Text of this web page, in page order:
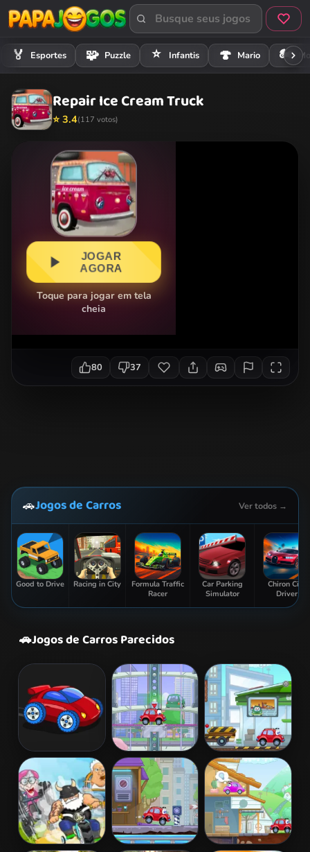
🏅 Esportes 🧩 Puzzle ⭐ Infantis 🍄 Mario 🏍️
Repair Ice Cream Truck
⭐ 3.4(117 votos)
JOGAR
AGORA
Toque para jogar em tela
cheia
80 37
🚗Jogos de Carros Ver todos →
Good to Drive Racing in City
Formula Traffic
Racer
Car Parking
Simulator
Chiron City
Driver
🚗Jogos de Carros Parecidos
Desktop Racing
2
Wheely 2 Wheely 3